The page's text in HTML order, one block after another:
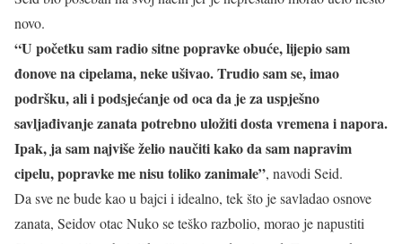
novo.
“U početku sam radio sitne popravke obuće, lijepio sam
đonove na cipelama, neke ušivao. Trudio sam se, imao
podršku, ali i podsjećanje od oca da je za uspješno
savljađivanje zanata potrebno uložiti dosta vremena i napora.
Ipak, ja sam najviše želio naučiti kako da sam napravim
cipelu, popravke me nisu toliko zanimale”, navodi Seid.
Da sve ne bude kao u bajci i idealno, tek što je savladao osnove
zanata, Seidov otac Nuko se teško razbolio, morao je napustiti